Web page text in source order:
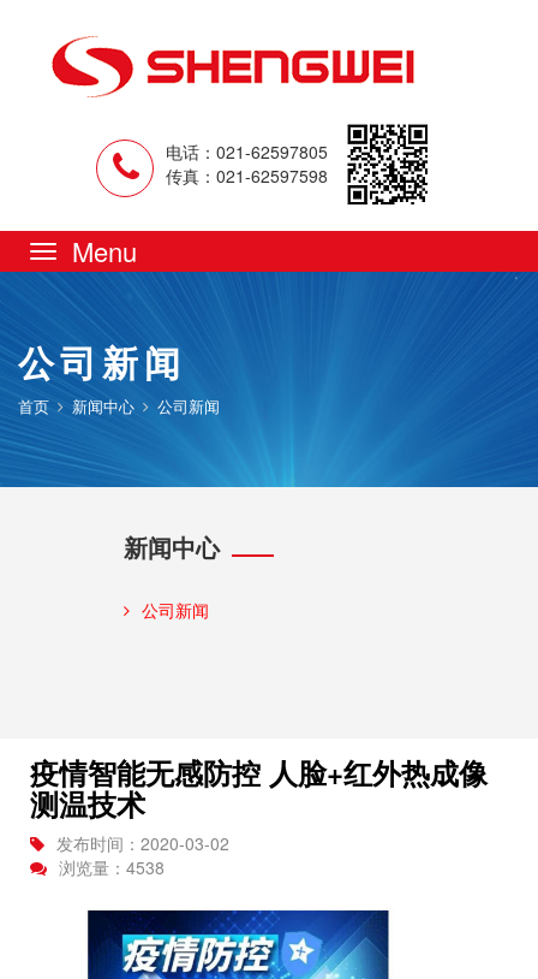
电话：021-62597805
传真：021-62597598
navigation
公司新闻
首页 新闻中心 公司新闻
新闻中心
公司新闻
疫情智能无感防控 人脸+红外热成像
测温技术
发布时间：2020-03-02
浏览量： 4538